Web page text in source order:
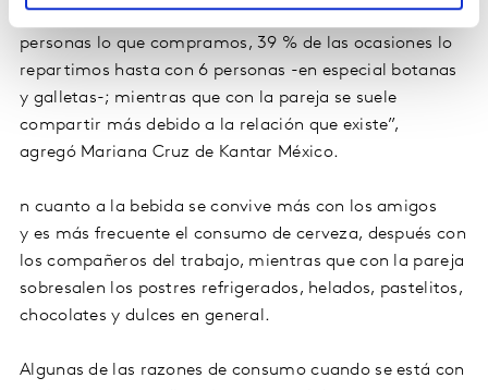
destaca que en el trabajo solemos compartir con más
personas lo que compramos, 39 % de las ocasiones lo
repartimos hasta con 6 personas -en especial botanas
y galletas-; mientras que con la pareja se suele
compartir más debido a la relación que existe”,
agregó Mariana Cruz de Kantar México.
n cuanto a la bebida se convive más con los amigos
y es más frecuente el consumo de cerveza, después con
los compañeros del trabajo, mientras que con la pareja
sobresalen los postres refrigerados, helados, pastelitos,
chocolates y dulces en general.
Algunas de las razones de consumo cuando se está con